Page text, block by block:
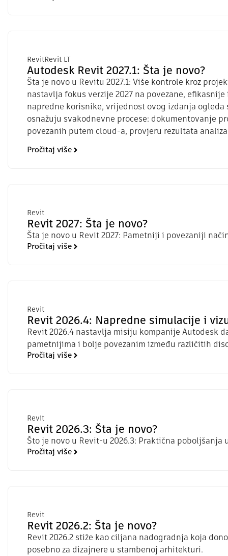
RevitRevit LT
Autodesk Revit 2027.1: Šta je novo?
Šta je novo u Revitu 2027.1: Više kontrole kroz
nastavlja fokus verzije 2027 na povezane,
napredne korisnike, vrijednost ovog izdanja ogleda
osnažuju svakodnevne procese: dokumentovanje
povezanih putem cloud-a, provjeru rezultata
Pročitaj više
Revit
Revit 2027: Šta je novo?
Šta je novo u Revit 2027: Pametniji i povezaniji
Pročitaj više
Revit
Revit 2026.4: Napredne simulacije i
Revit 2026.4 nastavlja misiju kompanije Autodesk
pametnijima i bolje povezanim između različitih
Pročitaj više
Revit
Revit 2026.3: Šta je novo?
Što je novo u Revit-u 2026.3: Praktična poboljšanja
Pročitaj više
Revit
Revit 2026.2: Šta je novo?
Revit 2026.2 stiže kao ciljana nadogradnja koja
posebno za dizajnere u stambenoj arhitekturi.